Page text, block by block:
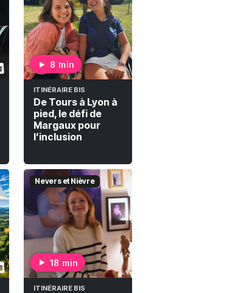
8 min
ITINÉRAIRE BIS
De Tours à Lyon à
pied, le défi de
Margaux pour
l’inclusion
Nevers et Nièvre
18 min
ITINÉRAIRE BIS